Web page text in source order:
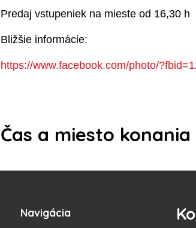
Predaj vstupeniek na mieste od 16,30 h
Bližšie informácie:
https://www.facebook.com/photo/
Čas a miesto konania
Navigácia